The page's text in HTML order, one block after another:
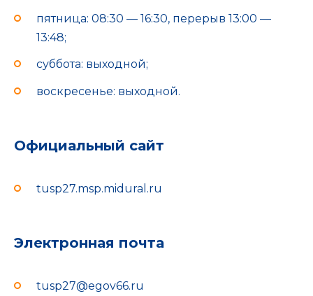
пятница: 08:30 — 16:30, перерыв 13:00 —
13:48;
суббота: выходной;
воскресенье: выходной.
Официальный сайт
tusp27.msp.midural.ru
Электронная почта
tusp27@egov66.ru